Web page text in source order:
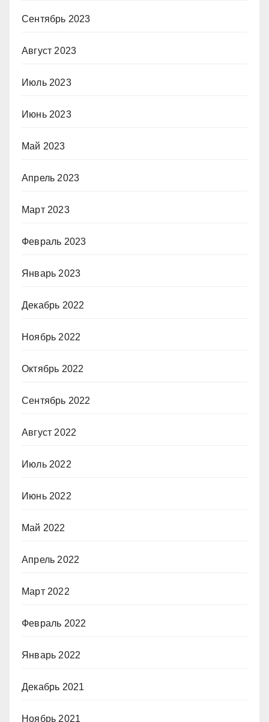
Сентябрь 2023
Август 2023
Июль 2023
Июнь 2023
Май 2023
Апрель 2023
Март 2023
Февраль 2023
Январь 2023
Декабрь 2022
Ноябрь 2022
Октябрь 2022
Сентябрь 2022
Август 2022
Июль 2022
Июнь 2022
Май 2022
Апрель 2022
Март 2022
Февраль 2022
Январь 2022
Декабрь 2021
Ноябрь 2021